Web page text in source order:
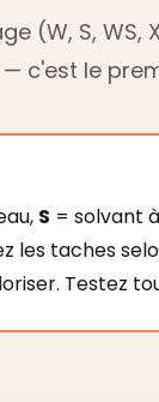
(W, S, WS,
c'est le
S = solvant
les taches
Testez